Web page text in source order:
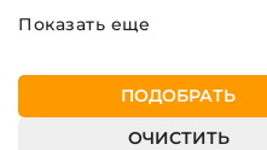
Показать еще
ПОДОБРАТЬ
ОЧИСТИТЬ